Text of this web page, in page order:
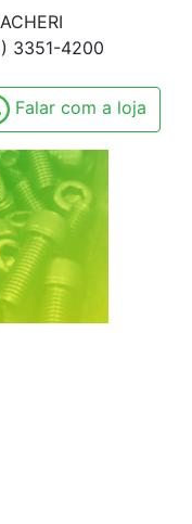
3351-4200
Falar com a loja